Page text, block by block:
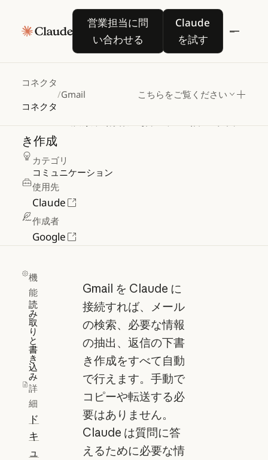
営業担当に問
い合わせる
営業担当に問い合わせる
Claude
を試す
Claude を試す
コネクタ
コネクタ
/Gmail こちらをご覧ください
Gmail
き作成
カテゴリ
コミュニケーション
使用先
Claude
作成者
Google
機
能
読
み
取
り
と
書
き
込
み
詳
細
ド
キ
ュ
Gmail を Claude に
接続すれば、メール
の検索、必要な情報
の抽出、返信の下書
き作成をすべて自動
で行えます。手動で
コピーや転送する必
要はありません。
Claude は質問に答
えるために必要な情